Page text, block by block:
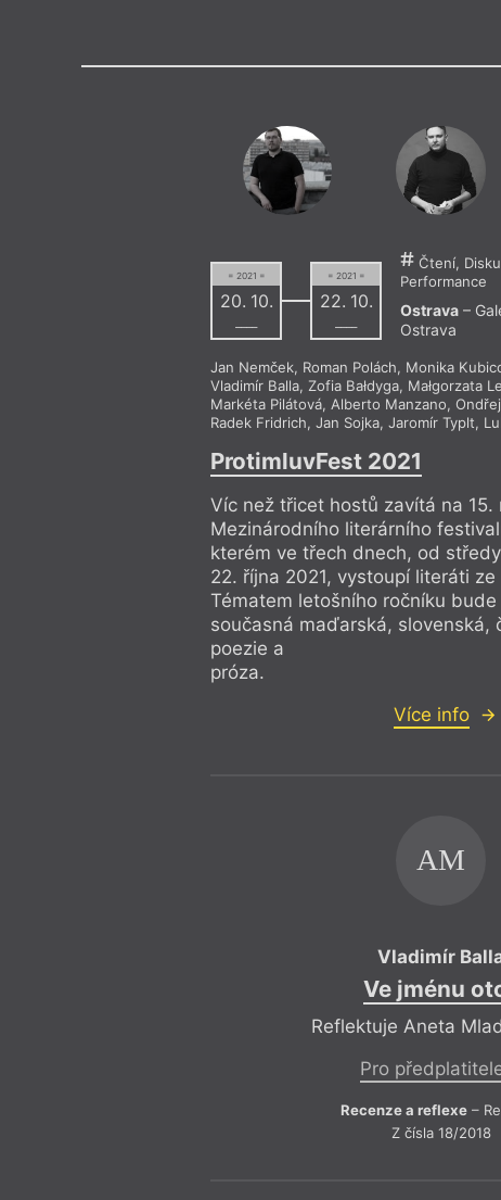
= 2021 =
20. 10.
––––
= 2021 =
22. 10.
––––
Čtení,
Performance
Ostrava –
Ostrava
Jan Nemček, Roman Polách, Monika
Vladimír Balla, Zofia Bałdyga, Małgorzata
Markéta Pilátová, Alberto Manzano,
Radek Fridrich,Jan Sojka,Jaromír Typlt,
ProtimluvFest 2021
Víc než třicet hostů zavítá na 15.
Mezinárodního literárního
kterém ve třech dnech, od
22. října 2021, vystoupí literáti
Tématem letošního ročníku
současná maďarská, slovenská,
poezie a
próza.
Více info
AM
Vladimír
Ve jménu
Reflektuje Aneta
Pro
Recenze a reflexe–
Z čísla 18/2018